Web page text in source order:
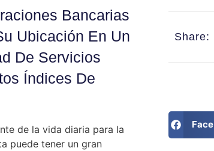
Bancarias
Ubicación En Un
De Servicios
Índices De
de la vida diaria para la
puede tener un gran
Share: